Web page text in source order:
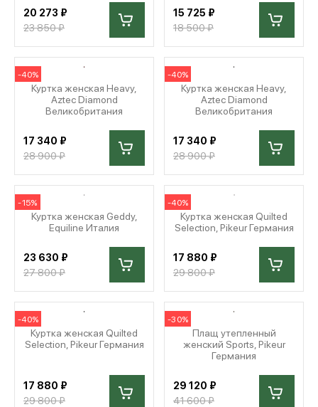
ПОКУПАТЕЛЯМ
ОПЛАТА И ДОСТАВКА
Вход в личный кабинет
обратный звонок
20 273 ₽
23 850 ₽
15 725 ₽
18 500 ₽
-40%
Куртка женская Heavy,
Aztec Diamond
Великобритания
17 340 ₽
28 900 ₽
-40%
Куртка женская Heavy,
Aztec Diamond
Великобритания
17 340 ₽
28 900 ₽
-15%
Куртка женская Geddy,
Equiline Италия
23 630 ₽
27 800 ₽
-40%
Куртка женская Quilted
Selection, Pikeur Германия
17 880 ₽
29 800 ₽
-40%
Куртка женская Quilted
Selection, Pikeur Германия
17 880 ₽
29 800 ₽
-30%
Плащ утепленный
женский Sports, Pikeur
Германия
29 120 ₽
41 600 ₽